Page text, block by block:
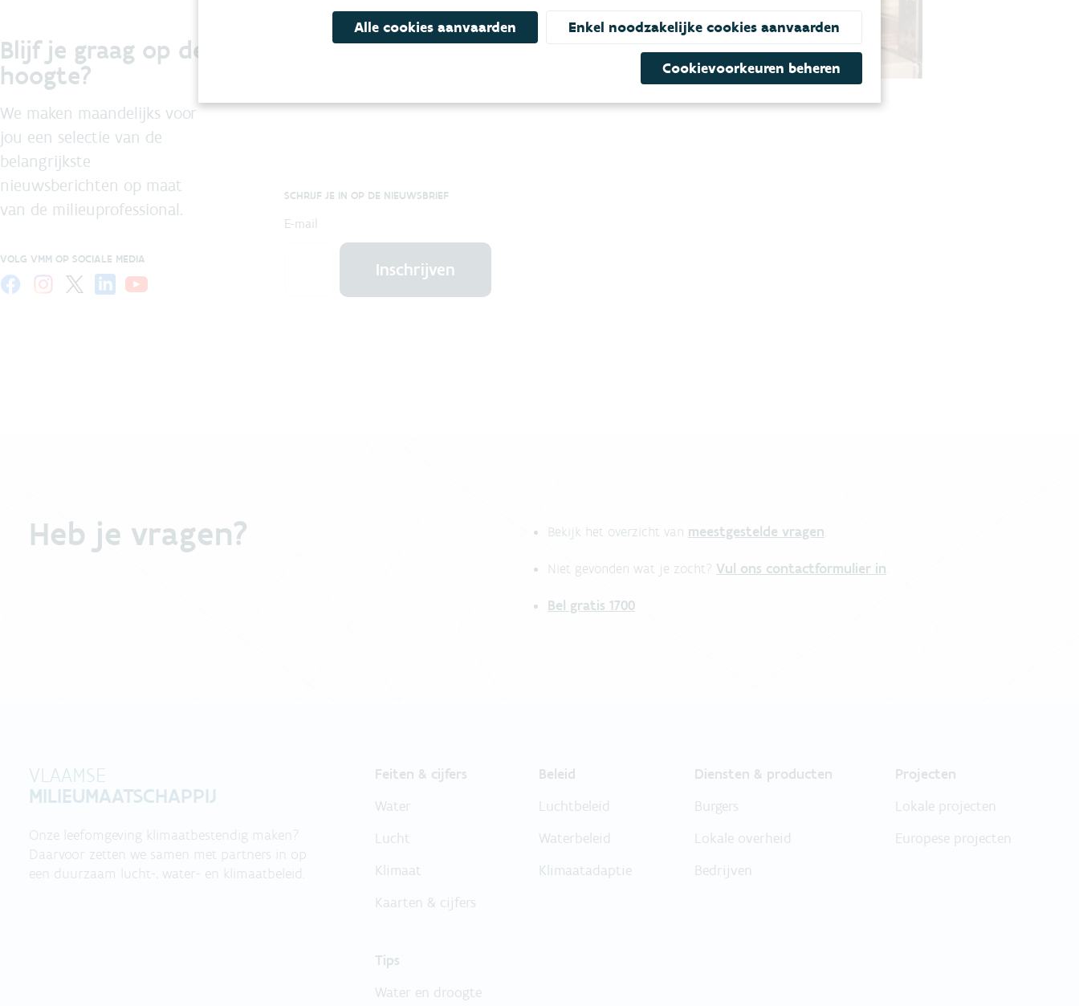
Blijf je graag op de
hoogte?
We maken maandelijks voor
jou een selectie van de
belangrijkste
nieuwsberichten op maat
van de milieuprofessional.
VOLG VMM OP SOCIALE MEDIA
SCHRIJF JE IN OP DE NIEUWSBRIEF
E-mail
Inschrijven
Heb je vragen? Bekijk het overzicht van meestgestelde vragen
Niet gevonden wat je zocht? Vul ons contactformulier in
Bel gratis 1700
VLAAMSE
MILIEUMAATSCHAPPIJ
Onze leefomgeving klimaatbestendig maken?
Daarvoor zetten we samen met partners in op
een duurzaam lucht-, water- en klimaatbeleid.
Feiten & cijfers
Water
Lucht
Klimaat
Kaarten & cijfers
Beleid
Luchtbeleid
Waterbeleid
Klimaatadaptie
Diensten & producten
Burgers
Lokale overheid
Bedrijven
Projecten
Lokale projecten
Europese projecten
Tips
Water en droogte
Alle cookies aanvaarden Enkel noodzakelijke cookies aanvaarden
Cookievoorkeuren beheren